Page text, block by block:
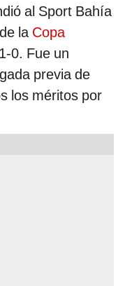
al Sport Bahía
la Copa
0. Fue un
previa de
los méritos por